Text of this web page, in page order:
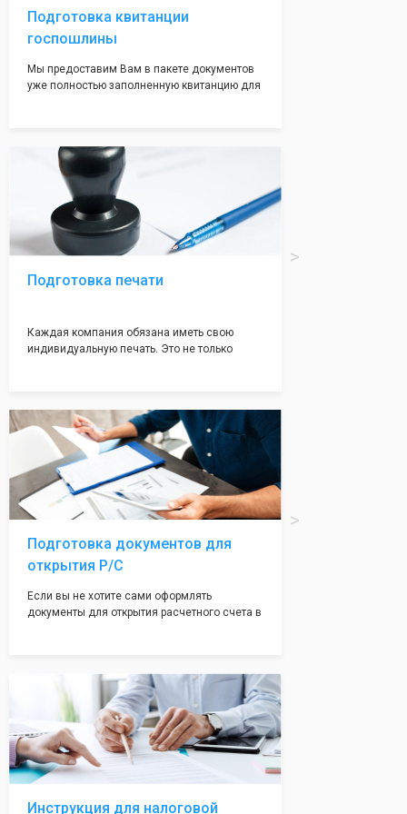
Подготовка квитанции
госпошлины
Мы предоставим Вам в пакете документов
уже полностью заполненную квитанцию для
посредственно в налоговой инспекции при
подаче документов на регистрацию.
Подготовка печати
Каждая компания обязана иметь свою
индивидуальную печать. Это не только
вам поможем с помощью изготовления
печати по индивидуальному эскизу, который
Вы выберете сами из нашего каталога.
Подготовка документов для
открытия Р/С
Если вы не хотите сами оформлять
документы для открытия расчетного счета в
открытия счета, с минимальным затратом
вашего времени и сил!
Инструкция для налоговой